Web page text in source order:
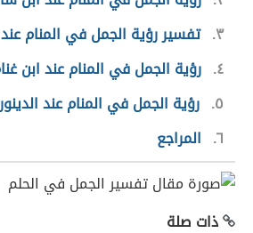
٣ تفسير رؤية الجمل في المنام
٤ رؤية الجمل في المنام عند ابن
٥ رؤية الجمل في المنام عند
٦ المراجع
ذات صلة